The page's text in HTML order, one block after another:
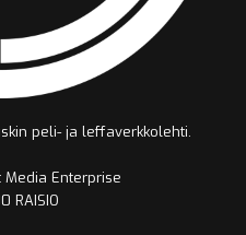
peli- ja leffaverkkolehti.
Enterprise
RAISIO